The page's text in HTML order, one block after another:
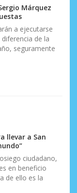
Márquez
a ejecutarse
de la
seguramente
llevar a San
ciudadano,
en beneficio
de ello es la